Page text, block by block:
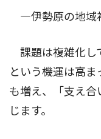
―伊勢原の地域
課題は複雑化し
という機運は高
も増え、「支え
じます。